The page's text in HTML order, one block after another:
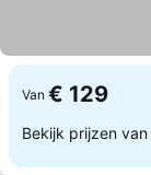
Van € 129
Bekijk prijzen van